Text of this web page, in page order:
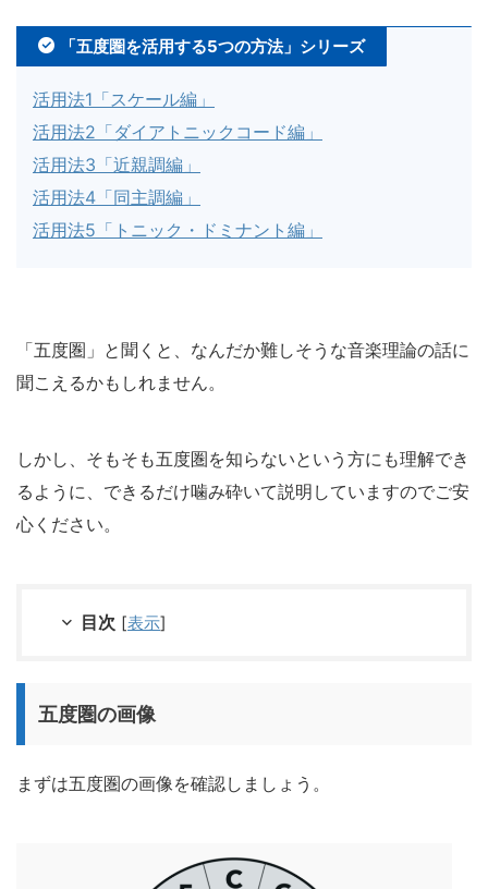
「五度圏を活用する5つの方法」シリーズ
活用法1「スケール編」
活用法2「ダイアトニックコード編」
活用法3「近親調編」
活用法4「同主調編」
活用法5「トニック・ドミナント編」
「五度圏」と聞くと、なんだか難しそうな音楽理論の話に
聞こえるかもしれません。
しかし、そもそも五度圏を知らないという方にも理解でき
るように、できるだけ噛み砕いて説明していますのでご安
心ください。
目次 [表示]
五度圏の画像
まずは五度圏の画像を確認しましょう。